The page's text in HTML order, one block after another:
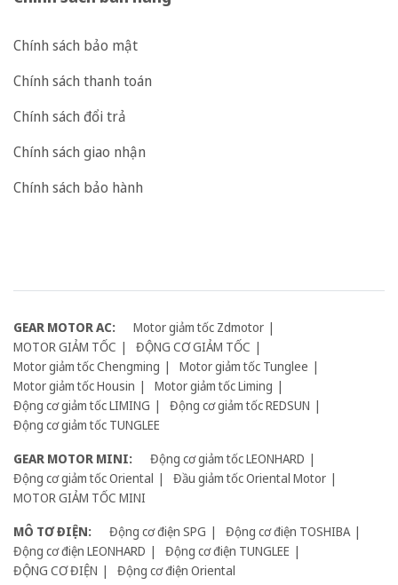
Chính sách bảo mật
Chính sách thanh toán
Chính sách đổi trả
Chính sách giao nhận
Chính sách bảo hành
GEAR MOTOR AC:
Motor giảm tốc Zdmotor
MOTOR GIẢM TỐC
ĐỘNG CƠ GIẢM TỐC
Motor giảm tốc Chengming
Motor giảm tốc Tunglee
Motor giảm tốc Housin
Motor giảm tốc Liming
Động cơ giảm tốc LIMING
Động cơ giảm tốc REDSUN
Động cơ giảm tốc TUNGLEE
GEAR MOTOR MINI:
Động cơ giảm tốc LEONHARD
Động cơ giảm tốc Oriental
Đầu giảm tốc Oriental Motor
MOTOR GIẢM TỐC MINI
MÔ TƠ ĐIỆN:
Động cơ điện SPG
Động cơ điện TOSHIBA
Động cơ điện LEONHARD
Động cơ điện TUNGLEE
ĐỘNG CƠ ĐIỆN
Động cơ điện Oriental